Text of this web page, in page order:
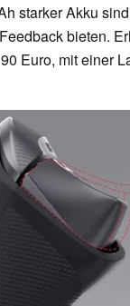
starker Akku
bieten.
Euro, mit einer